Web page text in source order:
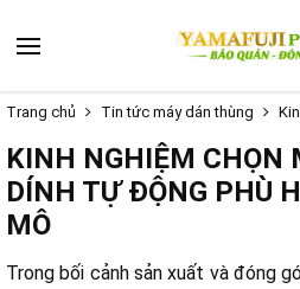
Trang chủ Tin tức máy dán thùng
KINH NGHIỆM CHỌN
DÍNH TỰ ĐỘNG PHÙ
MÔ
Trong bối cảnh sản xuất và đóng